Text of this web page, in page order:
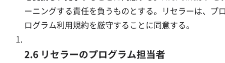
ーニングする責任を負うものとする。リセラーは、
ログラム利用規約を厳守することに同意する。
2.6 リセラーのプログラム担当者